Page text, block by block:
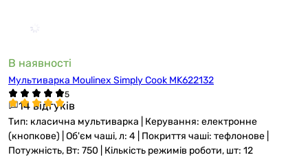
В наявності
Мультиварка Moulinex Simply Cook MK622132
14 відгуків
Тип: класична мультиварка | Керування: електронне
(кнопкове) | Об'єм чаші, л: 4 | Покриття чаші: тефлонове |
Потужність, Вт: 750 | Кількість режимів роботи, шт: 12